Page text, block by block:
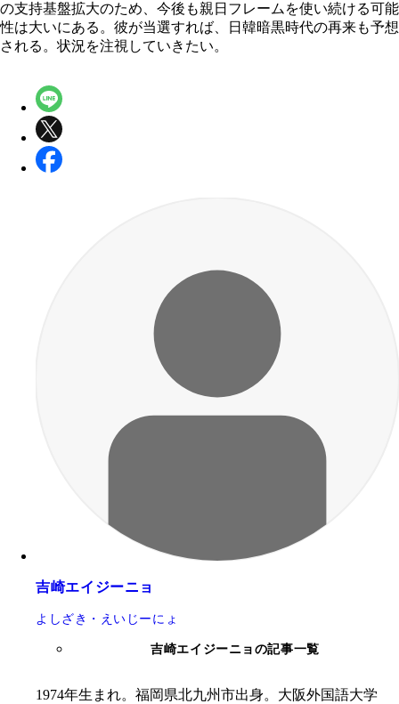
の支持基盤拡大のため、今後も親日フレームを使い続ける可能
性は大いにある。彼が当選すれば、日韓暗黒時代の再来も予想
される。状況を注視していきたい。
吉崎エイジーニョ
よしざき・えいじーにょ
吉崎エイジーニョの記事一覧
1974年生まれ。福岡県北九州市出身。大阪外国語大学